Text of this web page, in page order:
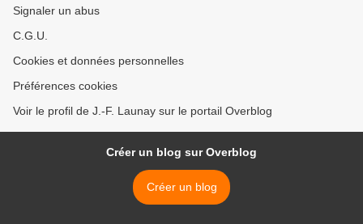
Signaler un abus
C.G.U.
Cookies et données personnelles
Préférences cookies
Voir le profil de J.-F. Launay sur le portail Overblog
Créer un blog sur Overblog
Créer un blog